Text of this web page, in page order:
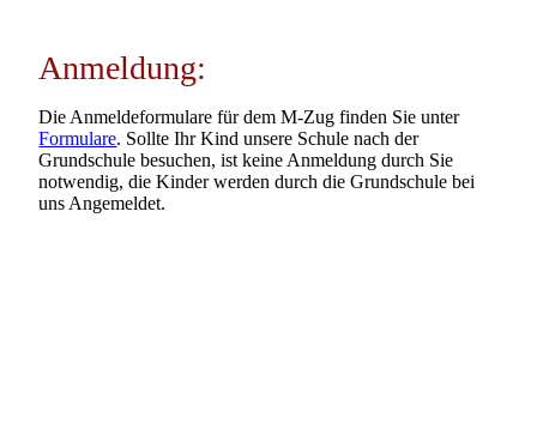
Anmeldung:
Die Anmeldeformulare für dem M-Zug finden Sie unter
Formulare. Sollte Ihr Kind unsere Schule nach der
Grundschule besuchen, ist keine Anmeldung durch Sie
notwendig, die Kinder werden durch die Grundschule bei
uns Angemeldet.